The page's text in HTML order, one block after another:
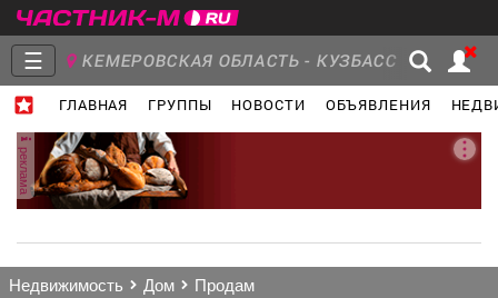
☰ КЕМЕРОВСКАЯ ОБЛАСТЬ - КУЗБАСС
ГЛАВНАЯ ГРУППЫ НОВОСТИ ОБЪЯВЛЕНИЯ
Главная
Группы Новости
реклама
недвижимость дом продам